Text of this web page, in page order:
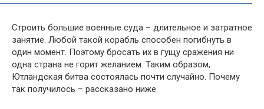
Строить большие военные суда – длительное и затратное
занятие. Любой такой корабль способен погибнуть в
один момент. Поэтому бросать их в гущу сражения ни
одна страна не горит желанием. Таким образом,
Ютландская битва состоялась почти случайно. Почему
так получилось – рассказано ниже.